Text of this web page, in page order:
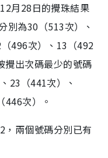
月28日的攪珠結果
別為30（513次）、
496次）、13（492
攪出次碼最少的號碼
23（441次）、
次）。
，兩個號碼分別已有